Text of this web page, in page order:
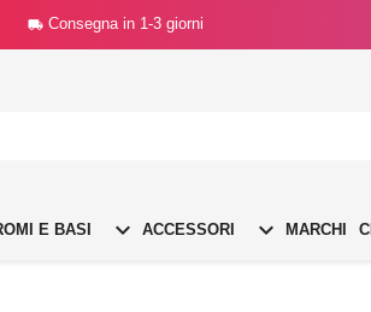
 Consegna in 1-3 giorni
E BASI  ACCESSORI  MARCHI